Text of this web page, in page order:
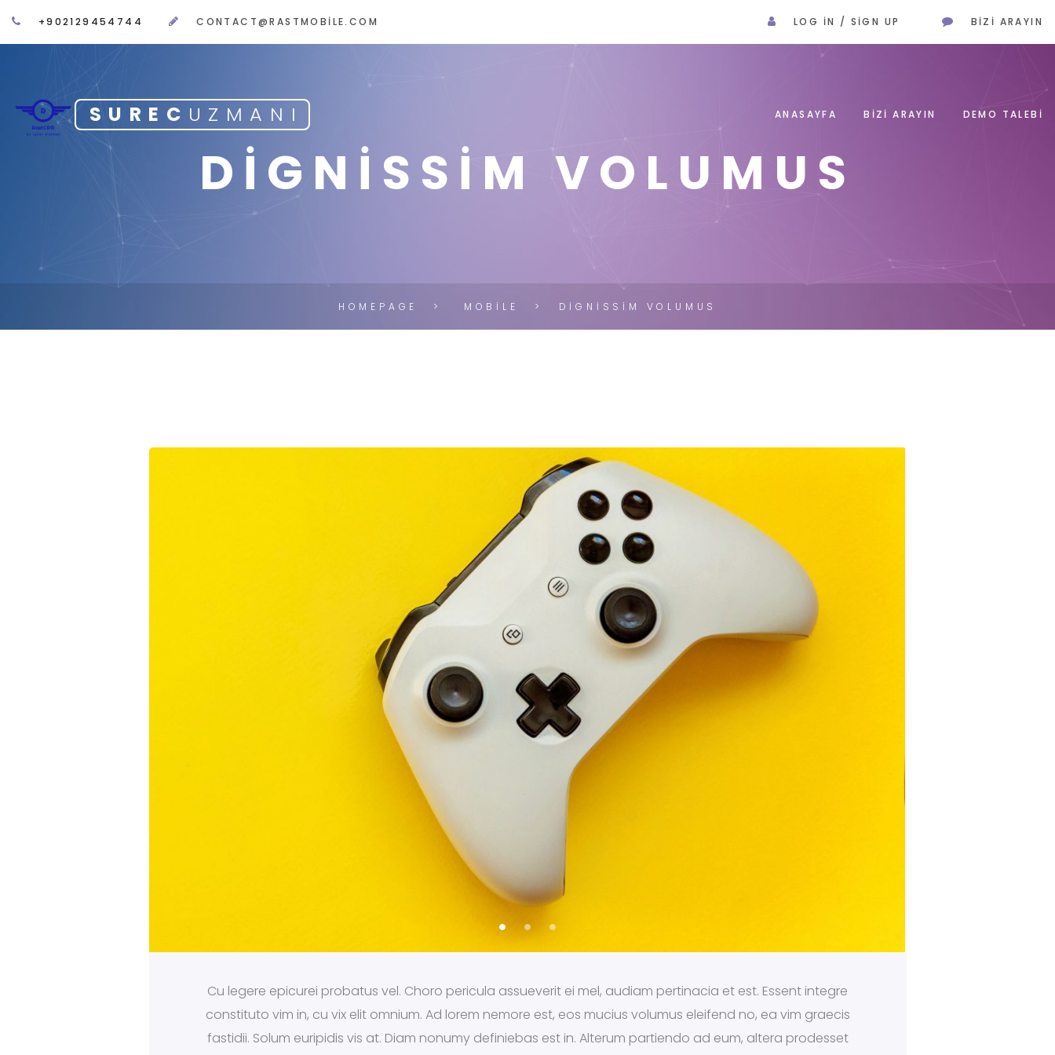
+902129454744 CONTACT@RASTMOBILE.COM LOG IN / SIGN UP BIZI ARAYIN
SUREC UZMANI ANASAYFA BİZİ ARAYIN DEMO TALEBİ
DIGNISSIM VOLUMUS
HOMEPAGE MOBILE DIGNISSIM VOLUMUS
Cu legere epicurei probatus vel. Choro pericula assueverit ei mel, audiam pertinacia et est. Essent integre
constituto vim in, cu vix elit omnium. Ad lorem nemore est, eos mucius volumus eleifend no, ea vim graecis
fastidii. Solum euripidis vis at. Diam nonumy definiebas est in. Alterum partiendo ad eum, altera prodesset